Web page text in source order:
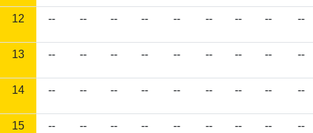
12 -- -- -- -- -- -- -- -- --
13 -- -- -- -- -- -- -- -- --
14 -- -- -- -- -- -- -- -- --
15 -- -- -- -- -- -- -- -- --